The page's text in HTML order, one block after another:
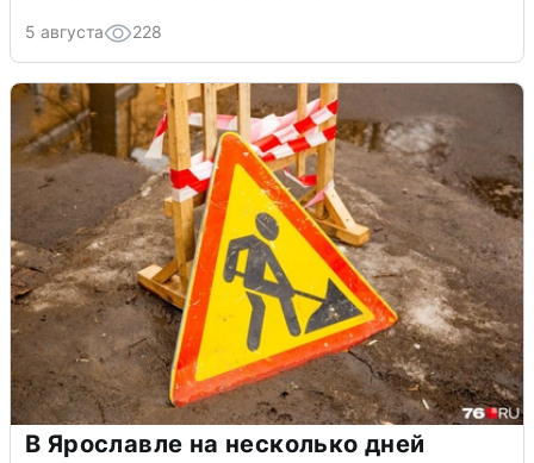
5 августа 228
В Ярославле на несколько дней